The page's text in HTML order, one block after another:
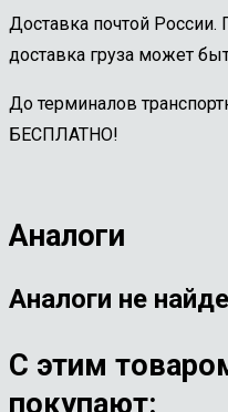
Доставка почтой
доставка груза может
До терминалов
БЕСПЛАТНО!
Аналоги
Аналоги не
С этим
покупают: